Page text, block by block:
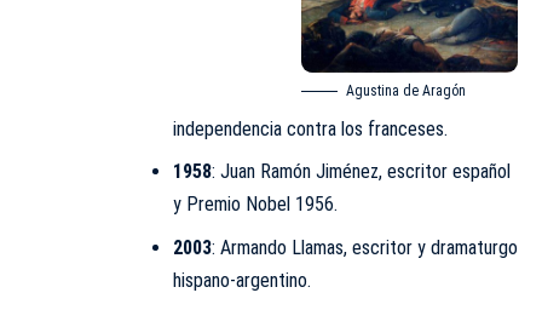
Agustina de Aragón
independencia contra los franceses.
1958: Juan Ramón Jiménez, escritor español
y Premio Nobel 1956.
2003: Armando Llamas, escritor y dramaturgo
hispano-argentino.